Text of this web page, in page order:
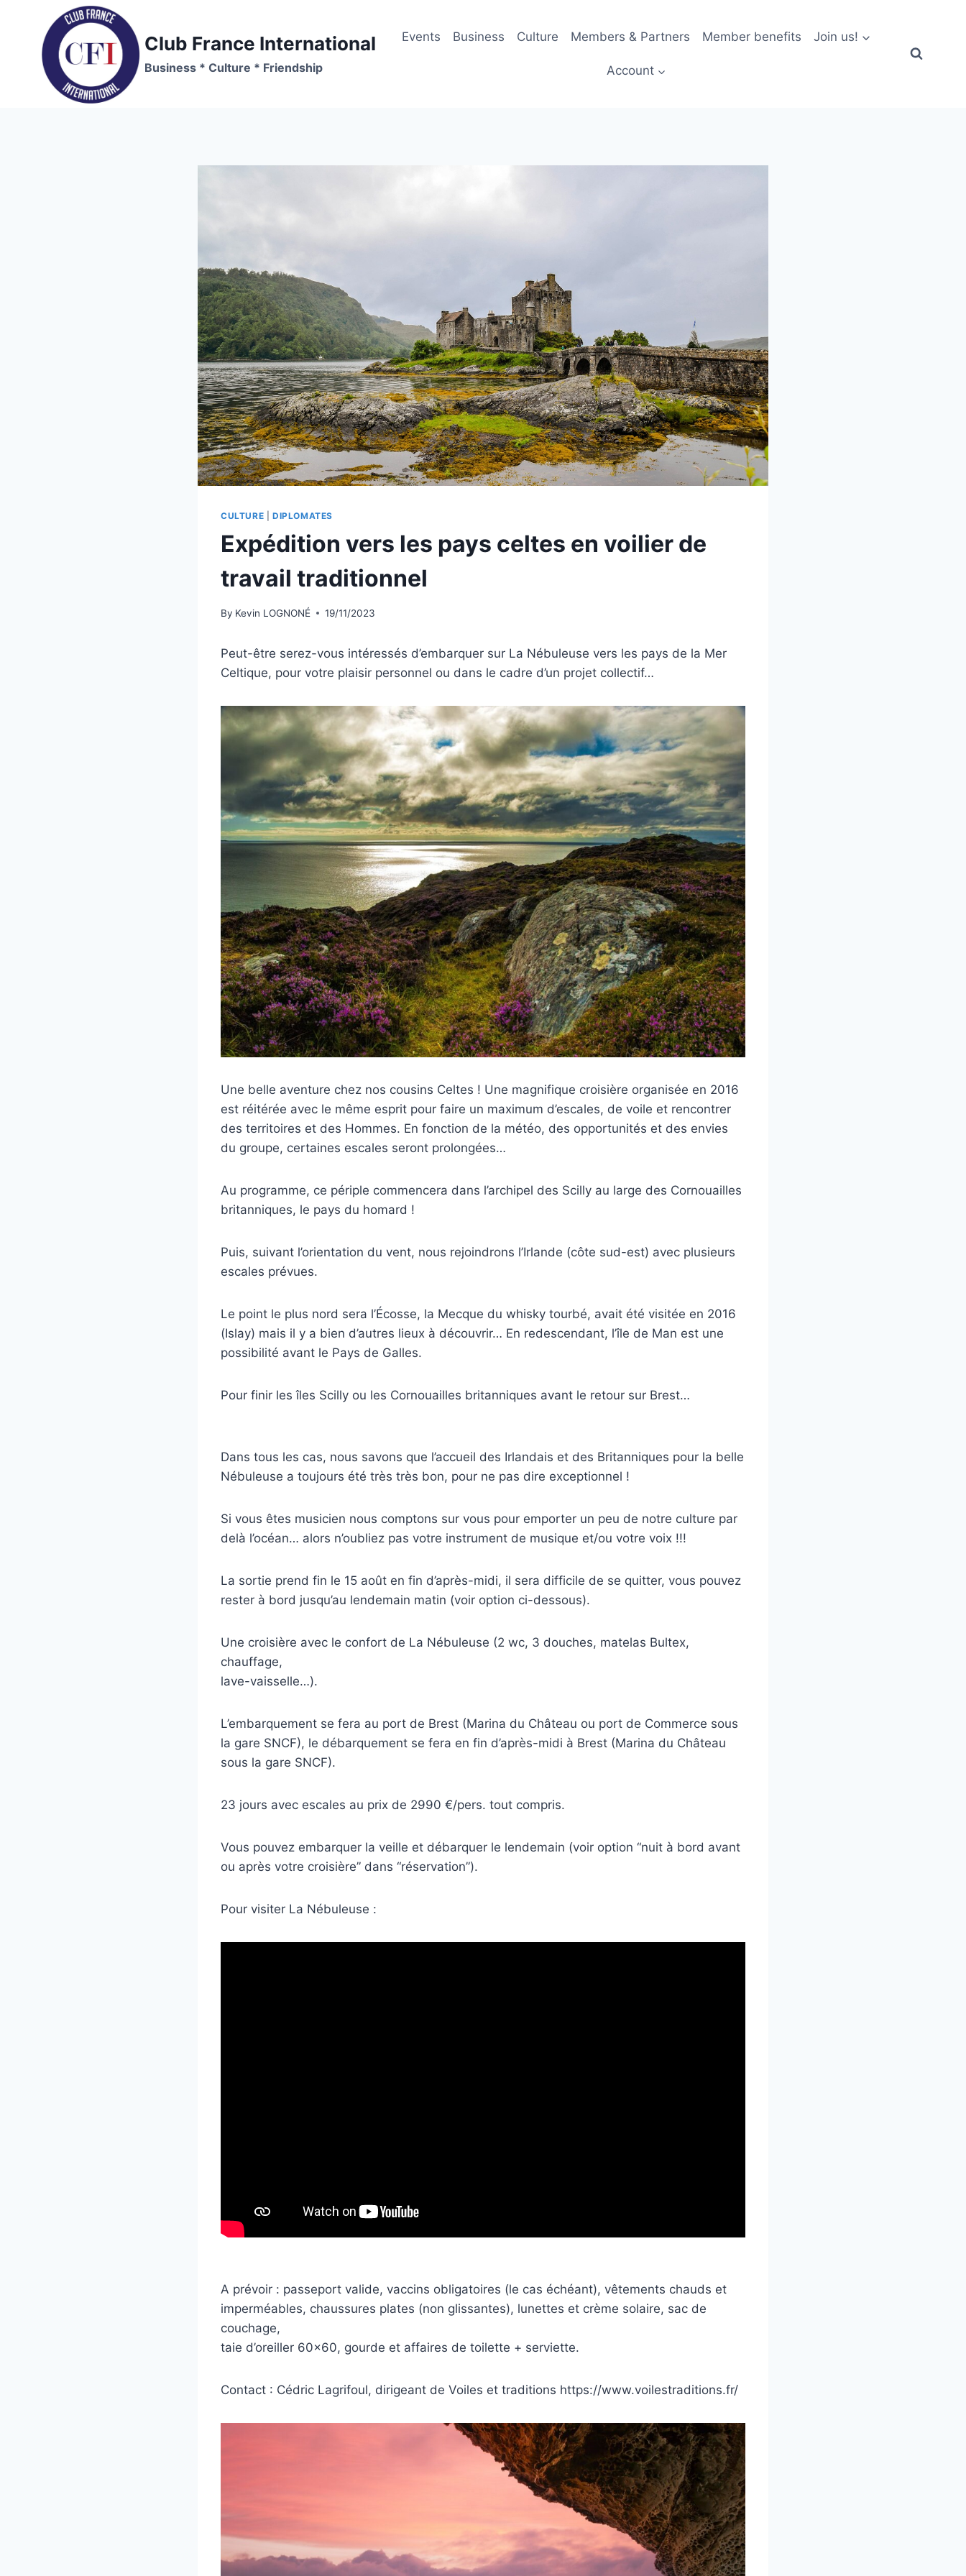
content
Club France International
Business * Culture * Friendship
Events Business Culture Members & Partners Member benefits Join us!
Account
CULTURE DIPLOMATES
Expédition vers les pays celtes en voilier de
travail traditionnel
By Kevin LOGNONÉ 19/11/2023
Peut-être serez-vous intéressés d’embarquer sur La Nébuleuse vers les pays de la Mer
Celtique, pour votre plaisir personnel ou dans le cadre d’un projet collectif…
Une belle aventure chez nos cousins Celtes ! Une magnifique croisière organisée en 2016
est réitérée avec le même esprit pour faire un maximum d’escales, de voile et rencontrer
des territoires et des Hommes. En fonction de la météo, des opportunités et des envies
du groupe, certaines escales seront prolongées…
Au programme, ce périple commencera dans l’archipel des Scilly au large des Cornouailles
britanniques, le pays du homard !
Puis, suivant l’orientation du vent, nous rejoindrons l’Irlande (côte sud-est) avec plusieurs
escales prévues.
Le point le plus nord sera l’Écosse, la Mecque du whisky tourbé, avait été visitée en 2016
(Islay) mais il y a bien d’autres lieux à découvrir… En redescendant, l’île de Man est une
possibilité avant le Pays de Galles.
Pour finir les îles Scilly ou les Cornouailles britanniques avant le retour sur Brest…
Dans tous les cas, nous savons que l’accueil des Irlandais et des Britanniques pour la belle
Nébuleuse a toujours été très très bon, pour ne pas dire exceptionnel !
Si vous êtes musicien nous comptons sur vous pour emporter un peu de notre culture par
delà l’océan… alors n’oubliez pas votre instrument de musique et/ou votre voix !!!
La sortie prend fin le 15 août en fin d’après-midi, il sera difficile de se quitter, vous pouvez
rester à bord jusqu’au lendemain matin (voir option ci-dessous).
Une croisière avec le confort de La Nébuleuse (2 wc, 3 douches, matelas Bultex,
chauffage,
lave-vaisselle…).
L’embarquement se fera au port de Brest (Marina du Château ou port de Commerce sous
la gare SNCF), le débarquement se fera en fin d’après-midi à Brest (Marina du Château
sous la gare SNCF).
23 jours avec escales au prix de 2990 €/pers. tout compris.
Vous pouvez embarquer la veille et débarquer le lendemain (voir option “nuit à bord avant
ou après votre croisière” dans “réservation”).
Pour visiter La Nébuleuse :
A prévoir : passeport valide, vaccins obligatoires (le cas échéant), vêtements chauds et
imperméables, chaussures plates (non glissantes), lunettes et crème solaire, sac de
couchage,
taie d’oreiller 60×60, gourde et affaires de toilette + serviette.
Contact : Cédric Lagrifoul, dirigeant de Voiles et traditions https://www.voilestraditions.fr/